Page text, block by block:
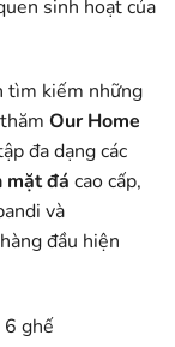
sinh hoạt của
tìm kiếm những
Our Home
đa dạng các
mặt đá cao cấp,
và
đầu hiện
6 ghế